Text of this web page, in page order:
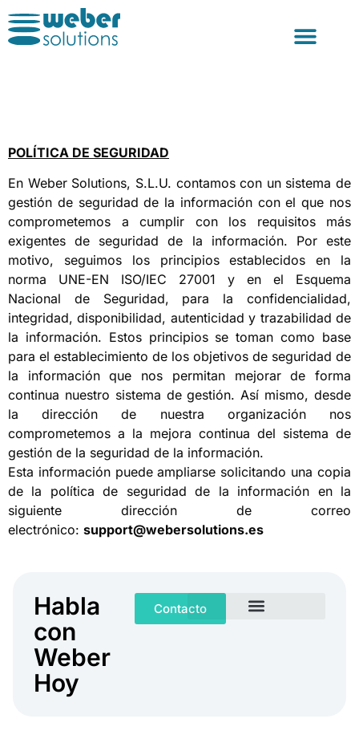
POLÍTICA DE SEGURIDAD
En Weber Solutions, S.L.U. contamos con un sistema de
gestión de seguridad de la información con el que nos
comprometemos a cumplir con los requisitos más
exigentes de seguridad de la información. Por este
motivo, seguimos los principios establecidos en la
norma UNE-EN ISO/IEC 27001 y en el Esquema
Nacional de Seguridad, para la confidencialidad,
integridad, disponibilidad, autenticidad y trazabilidad de
la información. Estos principios se toman como base
para el establecimiento de los objetivos de seguridad de
la información que nos permitan mejorar de forma
continua nuestro sistema de gestión. Así mismo, desde
la dirección de nuestra organización nos
comprometemos a la mejora continua del sistema de
gestión de la seguridad de la información.
Esta información puede ampliarse solicitando una copia
de la política de seguridad de la información en la
siguiente dirección de correo
electrónico: support@webersolutions.es
Habla
con
Weber
Hoy
Contacto